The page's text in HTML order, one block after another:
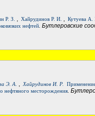
Р. З. , Хайрудинов Р. И. , Кутуева А.
нефтей. Бутлеровские
Э. А. , Хайрудинов И. Р.
нефтяного месторождения.